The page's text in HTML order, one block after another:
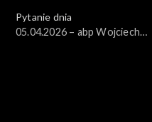
Pytanie dnia
05.04.2026 – abp Wojciech